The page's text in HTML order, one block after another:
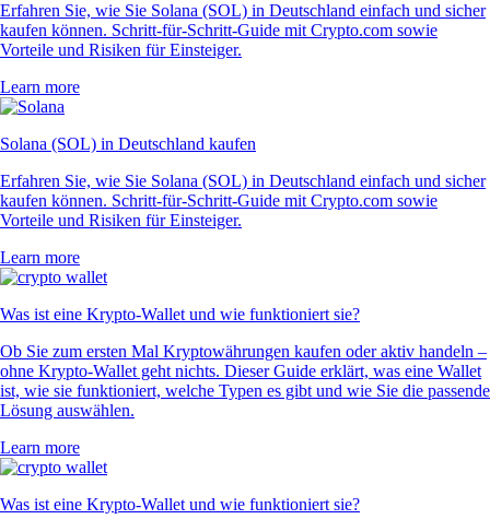
Erfahren Sie, wie Sie Solana (SOL) in Deutschland einfach und sicher
kaufen können. Schritt-für-Schritt-Guide mit Crypto.com sowie
Vorteile und Risiken für Einsteiger.
Learn more
Solana (SOL) in Deutschland kaufen
Erfahren Sie, wie Sie Solana (SOL) in Deutschland einfach und sicher
kaufen können. Schritt-für-Schritt-Guide mit Crypto.com sowie
Vorteile und Risiken für Einsteiger.
Learn more
Was ist eine Krypto-Wallet und wie funktioniert sie?
Ob Sie zum ersten Mal Kryptowährungen kaufen oder aktiv handeln –
ohne Krypto-Wallet geht nichts. Dieser Guide erklärt, was eine Wallet
ist, wie sie funktioniert, welche Typen es gibt und wie Sie die passende
Lösung auswählen.
Learn more
Was ist eine Krypto-Wallet und wie funktioniert sie?